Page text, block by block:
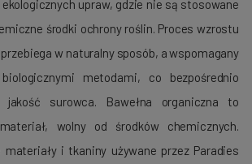
upraw, gdzie nie są stosowane
środki ochrony roślin. Proces wzrostu
w naturalny sposób, a wspomagany
metodami, co bezpośrednio
jakość surowca. Bawełna organiczna to
wolny od środków chemicznych.
i tkaniny używane przez Paradies